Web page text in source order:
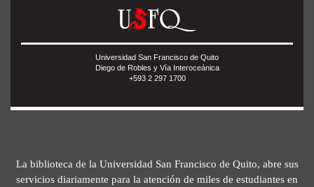
Universidad San Francisco de Quito
Diego de Robles y Vía Interoceánica
+593 2 297 1700
La biblioteca de la Universidad San Francisco de Quito, abre sus
servicios diariamente para la atención de miles de estudiantes en